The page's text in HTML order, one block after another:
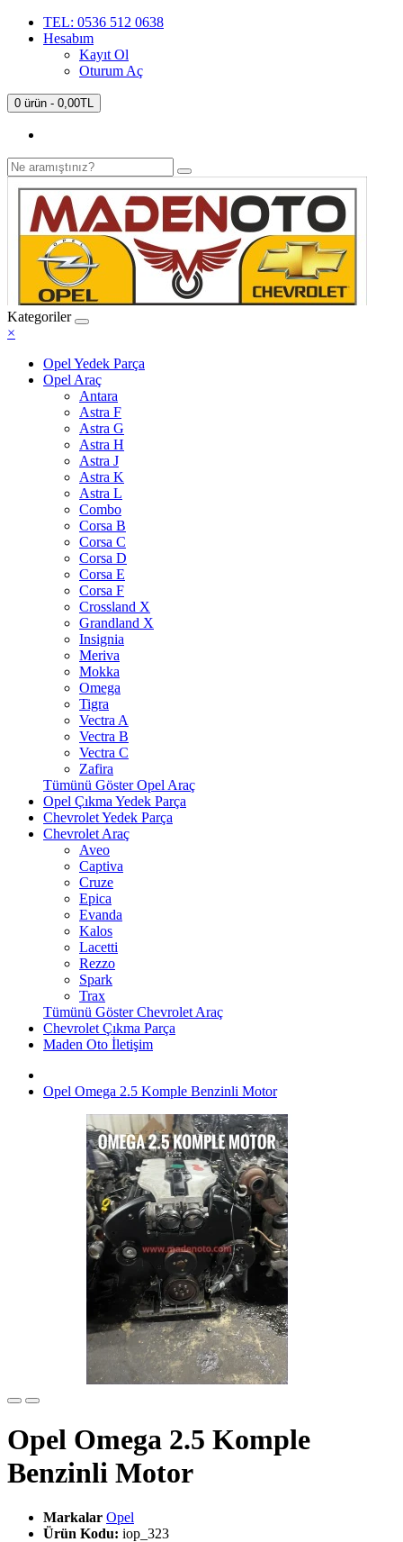
TEL: 0536 512 0638
Hesabım
Kayıt Ol
Oturum Aç
0 ürün - 0,00TL
Kategoriler
×
Opel Yedek Parça
Opel Araç
Antara
Astra F
Astra G
Astra H
Astra J
Astra K
Astra L
Combo
Corsa B
Corsa C
Corsa D
Corsa E
Corsa F
Crossland X
Grandland X
Insignia
Meriva
Mokka
Omega
Tigra
Vectra A
Vectra B
Vectra C
Zafira
Tümünü Göster Opel Araç
Opel Çıkma Yedek Parça
Chevrolet Yedek Parça
Chevrolet Araç
Aveo
Captiva
Cruze
Epica
Evanda
Kalos
Lacetti
Rezzo
Spark
Trax
Tümünü Göster Chevrolet Araç
Chevrolet Çıkma Parça
Maden Oto İletişim
Opel Omega 2.5 Komple Benzinli Motor
Opel Omega 2.5 Komple
Benzinli Motor
Markalar Opel
Ürün Kodu: iop_323